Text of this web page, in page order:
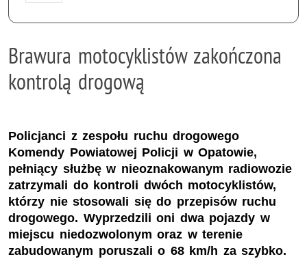
Brawura motocyklistów zakończona
kontrolą drogową
Policjanci z zespołu ruchu drogowego
Komendy Powiatowej Policji w Opatowie,
pełniący służbę w nieoznakowanym radiowozie
zatrzymali do kontroli dwóch motocyklistów,
którzy nie stosowali się do przepisów ruchu
drogowego. Wyprzedzili oni dwa pojazdy w
miejscu niedozwolonym oraz w terenie
zabudowanym poruszali o 68 km/h za szybko.